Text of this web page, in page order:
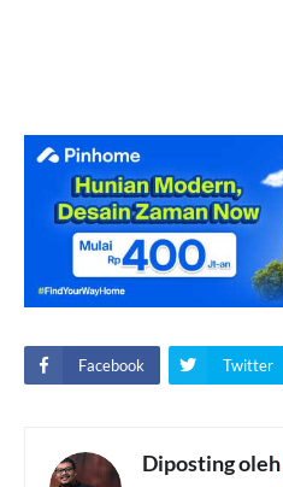
Facebook Twitter
Diposting oleh